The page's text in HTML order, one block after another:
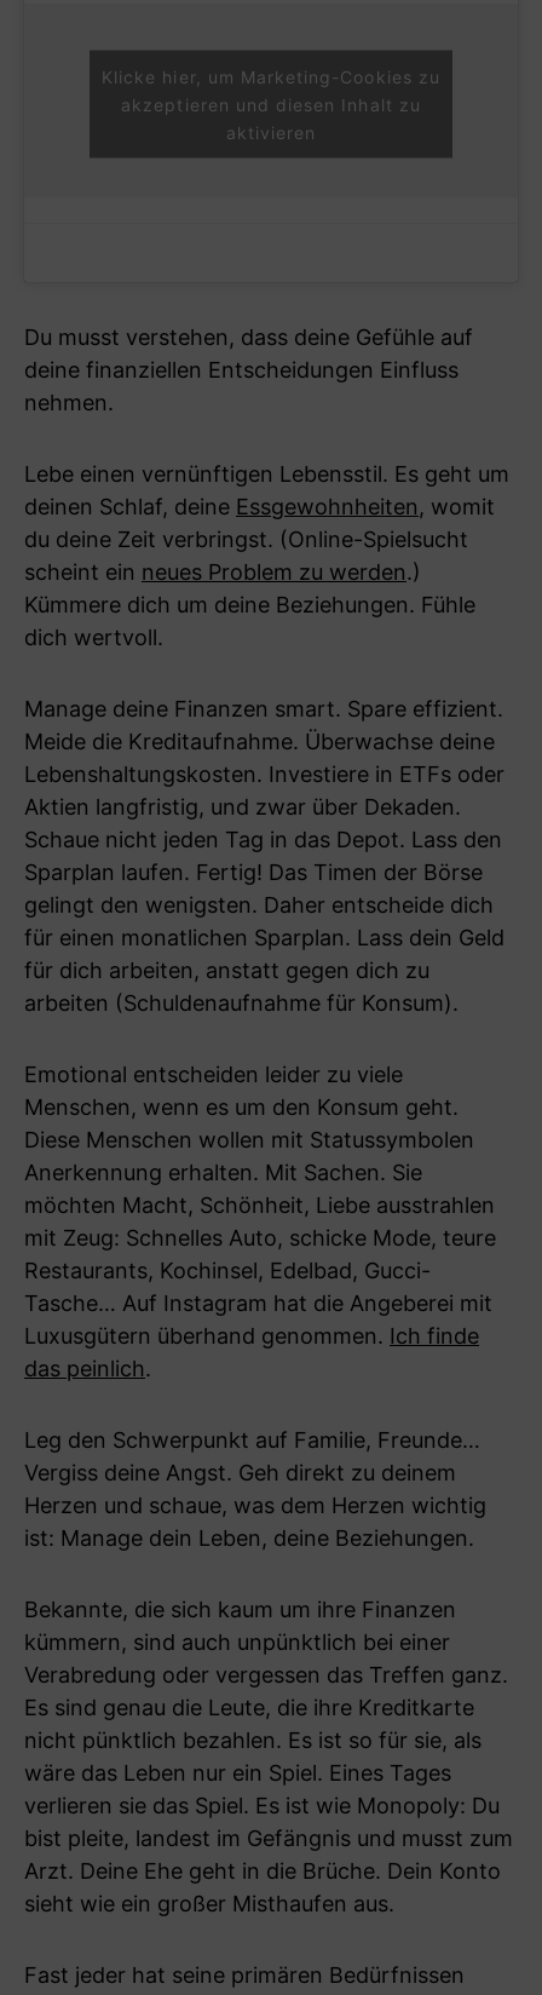
Klicke hier, um Marketing-Cookies zu
akzeptieren und diesen Inhalt zu
aktivieren
Du musst verstehen, dass deine Gefühle auf
deine finanziellen Entscheidungen Einfluss
nehmen.
Lebe einen vernünftigen Lebensstil. Es geht um
deinen Schlaf, deine Essgewohnheiten, womit
du deine Zeit verbringst. (Online-Spielsucht
scheint ein neues Problem zu werden.)
Kümmere dich um deine Beziehungen. Fühle
dich wertvoll.
Manage deine Finanzen smart. Spare effizient.
Meide die Kreditaufnahme. Überwachse deine
Lebenshaltungskosten. Investiere in ETFs oder
Aktien langfristig, und zwar über Dekaden.
Schaue nicht jeden Tag in das Depot. Lass den
Sparplan laufen. Fertig! Das Timen der Börse
gelingt den wenigsten. Daher entscheide dich
für einen monatlichen Sparplan. Lass dein Geld
für dich arbeiten, anstatt gegen dich zu
arbeiten (Schuldenaufnahme für Konsum).
Emotional entscheiden leider zu viele
Menschen, wenn es um den Konsum geht.
Diese Menschen wollen mit Statussymbolen
Anerkennung erhalten. Mit Sachen. Sie
möchten Macht, Schönheit, Liebe ausstrahlen
mit Zeug: Schnelles Auto, schicke Mode, teure
Restaurants, Kochinsel, Edelbad, Gucci-
Tasche… Auf Instagram hat die Angeberei mit
Luxusgütern überhand genommen. Ich finde
das peinlich.
Leg den Schwerpunkt auf Familie, Freunde…
Vergiss deine Angst. Geh direkt zu deinem
Herzen und schaue, was dem Herzen wichtig
ist: Manage dein Leben, deine Beziehungen.
Bekannte, die sich kaum um ihre Finanzen
kümmern, sind auch unpünktlich bei einer
Verabredung oder vergessen das Treffen ganz.
Es sind genau die Leute, die ihre Kreditkarte
nicht pünktlich bezahlen. Es ist so für sie, als
wäre das Leben nur ein Spiel. Eines Tages
verlieren sie das Spiel. Es ist wie Monopoly: Du
bist pleite, landest im Gefängnis und musst zum
Arzt. Deine Ehe geht in die Brüche. Dein Konto
sieht wie ein großer Misthaufen aus.
Fast jeder hat seine primären Bedürfnissen